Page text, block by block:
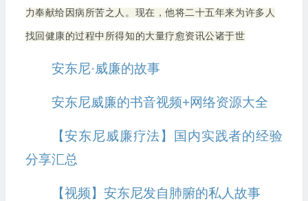
力奉献给因病所苦之人。现在，他将二十五年来为许多人
找回健康的过程中所得知的大量疗愈资讯公诸于世
安东尼·威廉的故事
安东尼威廉的书音视频+网络资源大全
【安东尼威廉疗法】国内实践者的经验
分享汇总
【视频】安东尼发自肺腑的私人故事